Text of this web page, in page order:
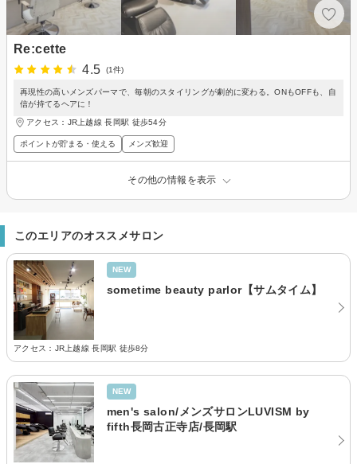
Re:cette
4.5
(1件)
再現性の高いメンズパーマで、毎朝のスタイリングが劇的に変わる。ONもOFFも、自
信が持てるヘアに！
アクセス：JR上越線 長岡駅 徒歩54分
ポイントが貯まる・使える メンズ歓迎
その他の情報を表示
このエリアのオススメサロン
NEW
sometime beauty parlor【サムタイム】
アクセス：JR上越線 長岡駅 徒歩8分
NEW
men's salon/メンズサロンLUVISM by
fifth長岡古正寺店/長岡駅